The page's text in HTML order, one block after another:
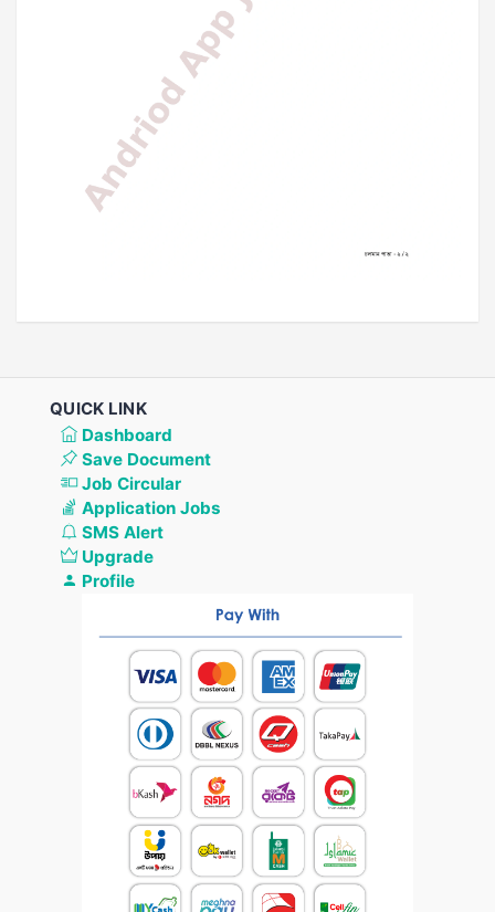
QUICK LINK
Dashboard
Save Document
Job Circular
Application Jobs
SMS Alert
Upgrade
Profile